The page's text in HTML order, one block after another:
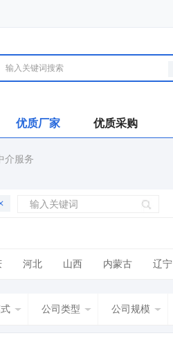
优质厂家 优质采购
介服务
河北 山西 内蒙古 辽宁
公司类型 公司规模